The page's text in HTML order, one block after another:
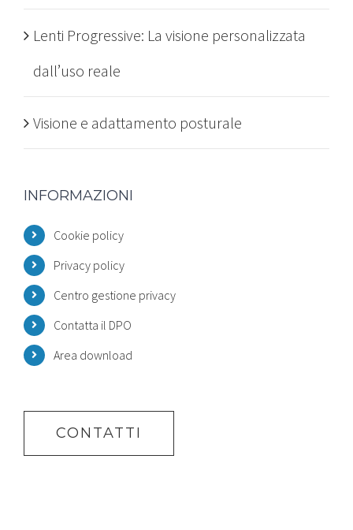
Lenti Progressive: La visione personalizzata
dall’uso reale
Visione e adattamento posturale
INFORMAZIONI
Cookie policy
Privacy policy
Centro gestione privacy
Contatta il DPO
Area download
CONTATTI